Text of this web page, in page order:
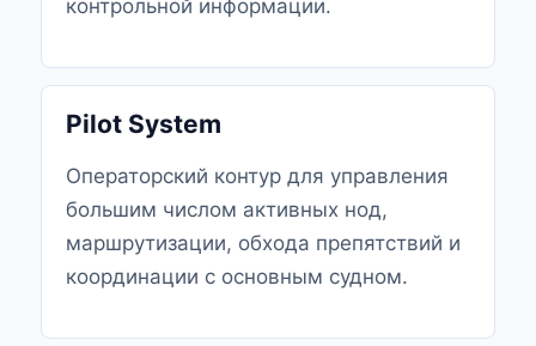
контрольной информации.
Pilot System
Операторский контур для управления
большим числом активных нод,
маршрутизации, обхода препятствий и
координации с основным судном.